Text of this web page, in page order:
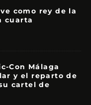
como rey de la
cuarta
Con Málaga
y el reparto de
cartel de